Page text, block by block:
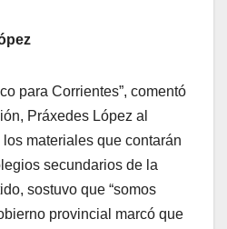
para Corrientes”, comentó
Práxedes López al
materiales que contarán
secundarios de la
sostuvo que “somos
provincial marcó que